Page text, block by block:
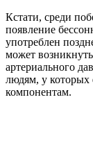
Кстати, среди
появление
употреблен
может
артериального
людям, у которых
компонентам.